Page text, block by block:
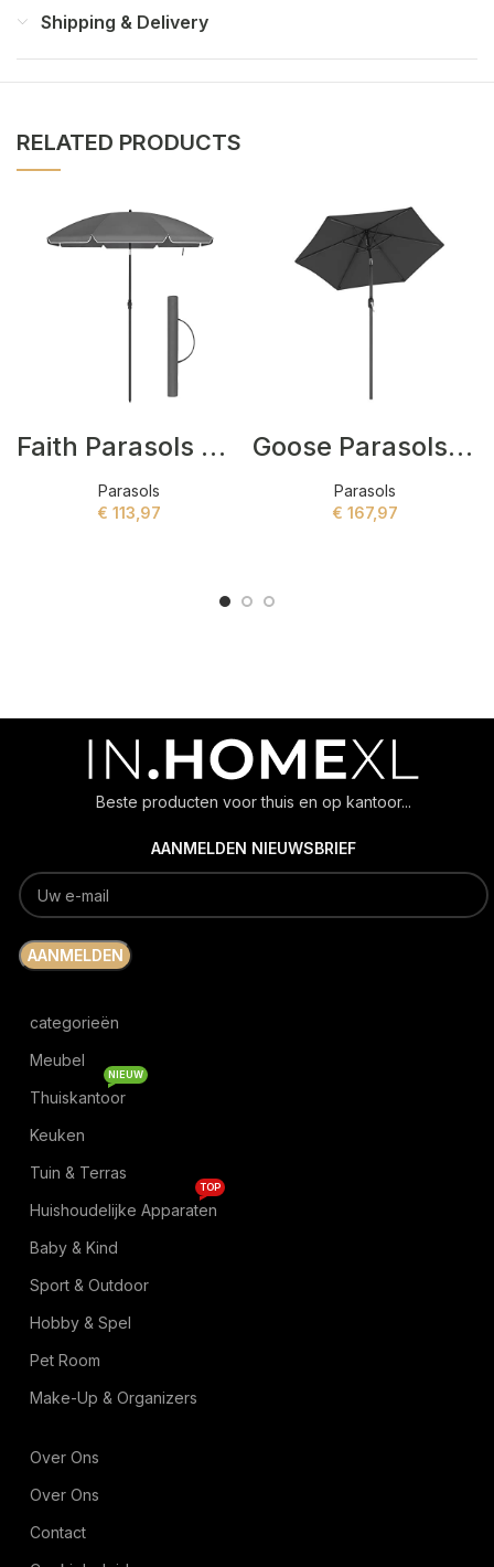
Shipping & Delivery
RELATED PRODUCTS
Faith Parasols Grijs
Parasols
€ 113,97
Goose Parasols Grijs
Parasols
€ 167,97
Beste producten voor thuis en op kantoor...
AANMELDEN NIEUWSBRIEF
categorieën
Meubel
Thuiskantoor
NIEUW
Keuken
Tuin & Terras
Huishoudelijke Apparaten
TOP
Baby & Kind
Sport & Outdoor
Hobby & Spel
Pet Room
Make-Up & Organizers
Over Ons
Over Ons
Contact